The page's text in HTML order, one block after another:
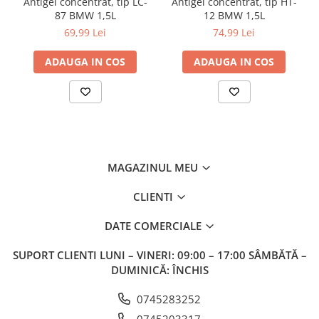
87 BMW 1,5L
69,99 Lei
ADAUGA IN COS
12 BMW 1,5L
74,99 Lei
ADAUGA IN COS
MAGAZINUL MEU
CLIENTI
DATE COMERCIALE
SUPORT CLIENTI LUNI – VINERI: 09:00 – 17:00 SÂMBĂTĂ –
DUMINICĂ: ÎNCHIS
0745283252